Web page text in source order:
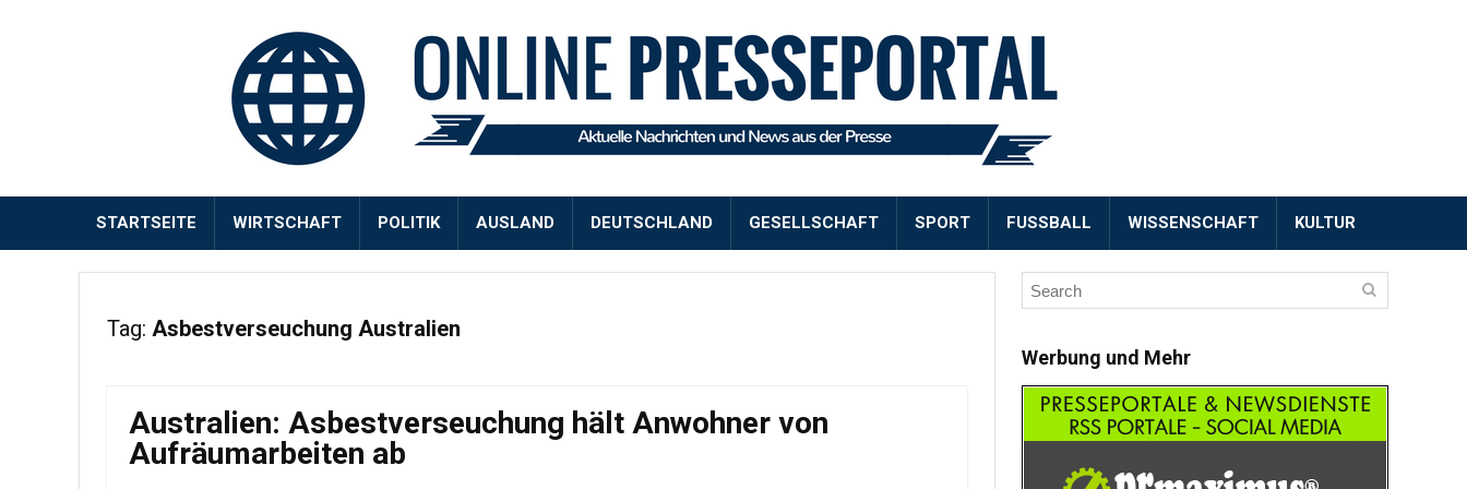
STARTSEITE WIRTSCHAFT POLITIK AUSLAND DEUTSCHLAND GESELLSCHAFT SPORT FUSSBALL WISSENSCHAFT KULTUR
Tag: Asbestverseuchung Australien
Australien: Asbestverseuchung hält Anwohner von
Aufräumarbeiten ab
Werbung und Mehr